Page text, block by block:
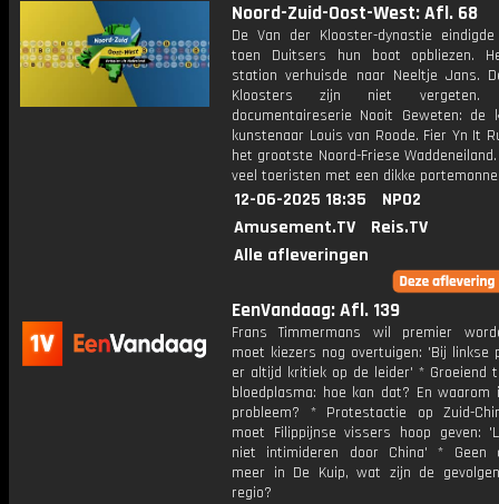
Noord-Zuid-Oost-West: Afl. 68
De Van der Klooster-dynastie
toen Duitsers hun boot opbliezen.
station verhuisde naar Neeltje Jans.
Kloosters zijn niet
documentaireserie Nooit Geweten: de
kunstenaar Louis van Roode. Fier Yn It
het grootste Noord-Friese
veel toeristen met een dikke
12-06-2025 18:35
NPO2
Amusement.TV
Reis.TV
Alle afleveringen
EenVandaag: Afl. 139
Frans Timmermans wil premier
moet kiezers nog overtuigen: 'Bij linkse
er altijd kritiek op de leider' * Groeiend
bloedplasma: hoe kan dat? En
probleem? * Protestactie op Zuid-
moet Filippijnse vissers hoop geven:
niet intimideren door China' * Geen
meer in De Kuip, wat zijn de
regio?